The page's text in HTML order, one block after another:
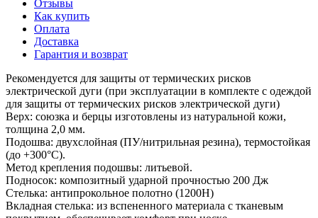
Отзывы
Как купить
Оплата
Доставка
Гарантия и возврат
Рекомендуется для защиты от термических рисков
электрической дуги (при эксплуатации в комплекте с одеждой
для защиты от термических рисков электрической дуги)
Верх: союзка и берцы изготовлены из натуральной кожи,
толщина 2,0 мм.
Подошва: двухслойная (ПУ/нитрильная резина), термостойкая
(до +300°С).
Метод крепления подошвы: литьевой.
Подносок: композитный ударной прочностью 200 Дж
Стелька: антипрокольное полотно (1200Н)
Вкладная стелька: из вспененного материала с тканевым